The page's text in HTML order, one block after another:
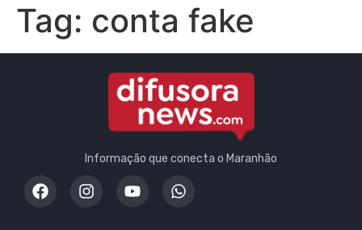
Tag: conta fake
Informação que conecta o Maranhão